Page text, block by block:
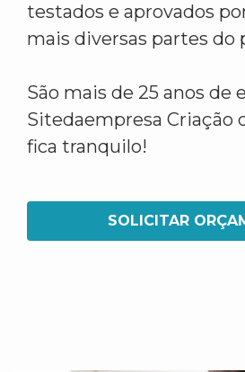
testados e aprovados
mais diversas partes do
São mais de 25 anos de
Sitedaempresa Criação
fica tranquilo!
SOLICITAR